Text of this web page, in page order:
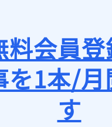
料会員
を1本/
す